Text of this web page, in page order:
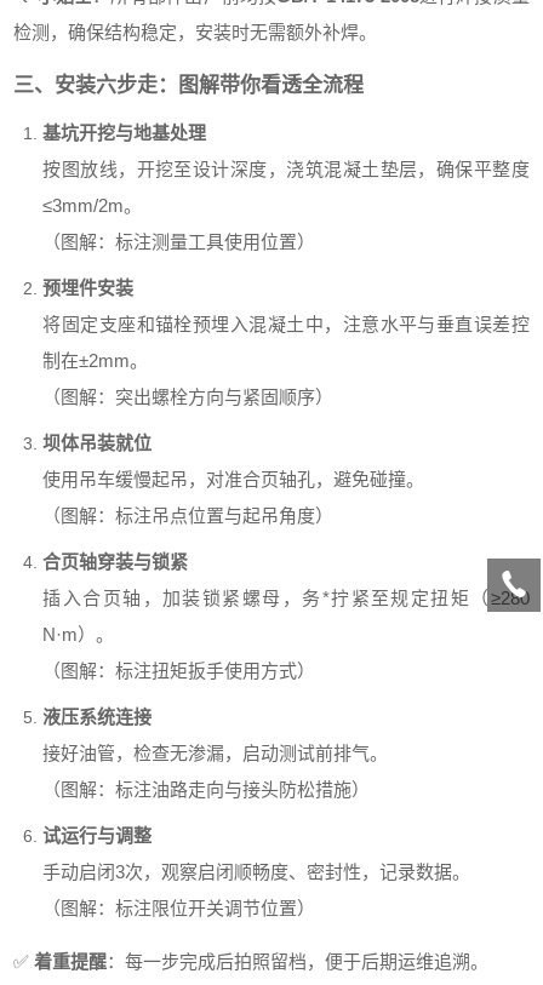
检测，确保结构稳定，安装时无需额外补焊。
三、安装六步走：图解带你看透全流程
基坑开挖与地基处理
按图放线，开挖至设计深度，浇筑混凝土垫层，确保平整度
≤3mm/2m。
（图解：标注测量工具使用位置）
预埋件安装
将固定支座和锚栓预埋入混凝土中，注意水平与垂直误差控
制在±2mm。
（图解：突出螺栓方向与紧固顺序）
坝体吊装就位
使用吊车缓慢起吊，对准合页轴孔，避免碰撞。
（图解：标注吊点位置与起吊角度）
合页轴穿装与锁紧
插入合页轴，加装锁紧螺母，务*拧紧至规定扭矩（≥280
N·m）。
（图解：标注扭矩扳手使用方式）
液压系统连接
接好油管，检查无渗漏，启动测试前排气。
（图解：标注油路走向与接头防松措施）
试运行与调整
手动启闭3次，观察启闭顺畅度、密封性，记录数据。
（图解：标注限位开关调节位置）
✅着重提醒：每一步完成后拍照留档，便于后期运维追溯。